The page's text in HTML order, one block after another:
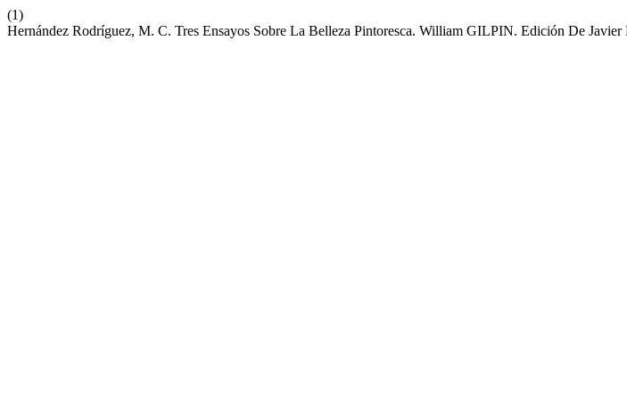
(1)
Hernández Rodríguez, M. C. Tres Ensayos Sobre La Belleza Pintoresca. William GILPIN. Edición De